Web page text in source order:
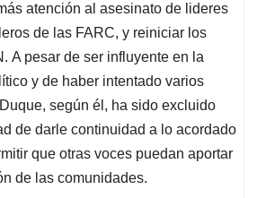
atención al asesinato de lideres
de las FARC, y reiniciar los
A pesar de ser influyente en la
y de haber intentado varios
según él, ha sido excluido
de darle continuidad a lo acordado
que otras voces puedan aportar
de las comunidades.